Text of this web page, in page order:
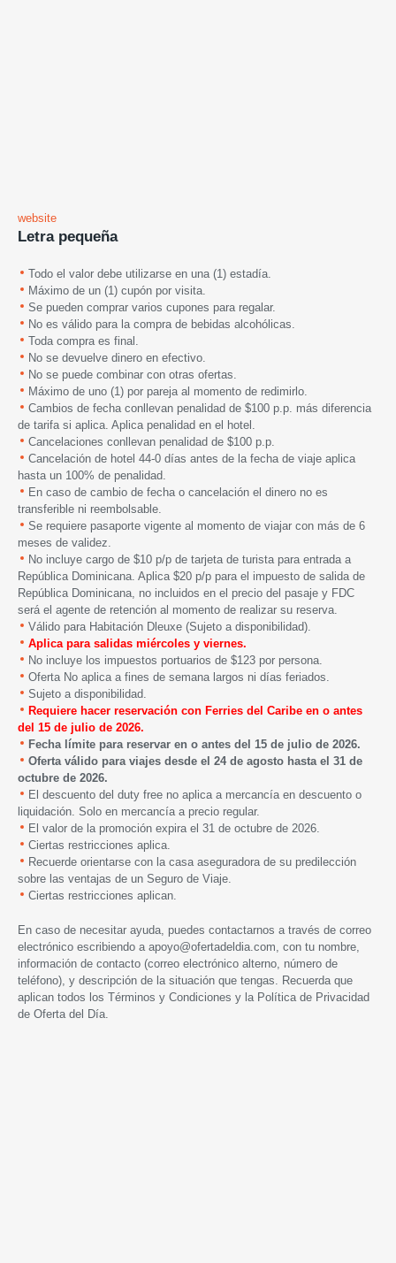
website
Letra pequeña
Todo el valor debe utilizarse en una (1) estadía.
Máximo de un (1) cupón por visita.
Se pueden comprar varios cupones para regalar.
No es válido para la compra de bebidas alcohólicas.
Toda compra es final.
No se devuelve dinero en efectivo.
No se puede combinar con otras ofertas.
Máximo de uno (1) por pareja al momento de redimirlo.
Cambios de fecha conllevan penalidad de $100 p.p. más diferencia
de tarifa si aplica. Aplica penalidad en el hotel.
Cancelaciones conllevan penalidad de $100 p.p.
Cancelación de hotel 44-0 días antes de la fecha de viaje aplica
hasta un 100% de penalidad.
En caso de cambio de fecha o cancelación el dinero no es
transferible ni reembolsable.
Se requiere pasaporte vigente al momento de viajar con más de 6
meses de validez.
No incluye cargo de $10 p/p de tarjeta de turista para entrada a
República Dominicana. Aplica $20 p/p para el impuesto de salida de
República Dominicana, no incluidos en el precio del pasaje y FDC
será el agente de retención al momento de realizar su reserva.
Válido para Habitación Dleuxe (Sujeto a disponibilidad).
Aplica para salidas miércoles y viernes.
No incluye los impuestos portuarios de $123 por persona.
Oferta No aplica a fines de semana largos ni días feriados.
Sujeto a disponibilidad.
Requiere hacer reservación con Ferries del Caribe en o antes
del 15 de julio de 2026.
Fecha límite para reservar en o antes del 15 de julio de 2026.
Oferta válido para viajes desde el 24 de agosto hasta el 31 de
octubre de 2026.
El descuento del duty free no aplica a mercancía en descuento o
liquidación. Solo en mercancía a precio regular.
El valor de la promoción expira el 31 de octubre de 2026.
Ciertas restricciones aplica.
Recuerde orientarse con la casa aseguradora de su predilección
sobre las ventajas de un Seguro de Viaje.
Ciertas restricciones aplican.
En caso de necesitar ayuda, puedes contactarnos a través de correo
electrónico escribiendo a apoyo@ofertadeldia.com , con tu nombre,
información de contacto (correo electrónico alterno, número de
teléfono), y descripción de la situación que tengas. Recuerda que
aplican todos los Términos y Condiciones y la Política de Privacidad
de Oferta del Día.